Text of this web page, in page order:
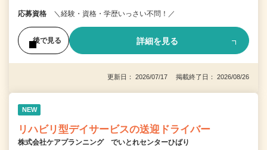
応募資格 ＼経験・資格・学歴いっさい不問！／
後で見る 詳細を見る
更新日： 2026/07/17 掲載終了日： 2026/08/26
NEW
リハビリ型デイサービスの送迎ドライバー
株式会社ケアプランニング でいとれセンターひばり